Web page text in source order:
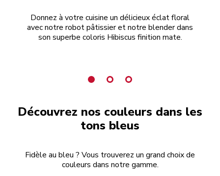
Donnez à votre cuisine un délicieux éclat floral
avec notre robot pâtissier et notre blender dans
son superbe coloris Hibiscus finition mate.
Découvrez nos couleurs dans les
tons bleus
Fidèle au bleu ? Vous trouverez un grand choix de
couleurs dans notre gamme.